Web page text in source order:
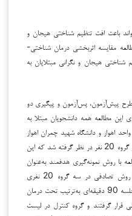
باعث افت تنظیم شناختی هیجان و
مقایسه اثربخشی درمان شناختی-
شناختی هیجان و نگرانی مبتلایان به
طرح پیش‌آزمون، پس‌آزمون و پیگیری دو
این مطالعه همه دانشجویان مبتلا به
اهواز و دانشگاه شهید چمران اهواز
در سال 1402 بودند. حجم نمونه برای هر گروه 20 نفر در نظر گرفته شد که این
با روش نمونه‌گیری هدفمند به‌عنوان
نمونه انتخاب شدند. نمونه‌های منتخب با روش تصادفی در سه گروه 20 نفری
جایگزین و گروه آزمایش اول و دوم 10 جلسه 90 دقیقه‌ای به‌ترتیب تحت درمان
قرار گرفتند و گروه کنترل در لیست